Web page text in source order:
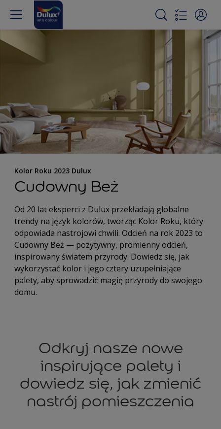
Kolor Roku 2023 Dulux
Cudowny Beż
Od 20 lat eksperci z Dulux przekładają globalne
trendy na język kolorów, tworząc Kolor Roku, który
odpowiada nastrojowi chwili. Odcień na rok 2023 to
Cudowny Beż — pozytywny, promienny odcień,
inspirowany światem przyrody. Dowiedz się, jak
wykorzystać kolor i jego cztery uzupełniające
palety, aby sprowadzić magię przyrody do swojego
domu.
Odkryj nasze nowe
inspirujące palety i
dowiedz się, jak zmienić
nastrój pomieszczenia